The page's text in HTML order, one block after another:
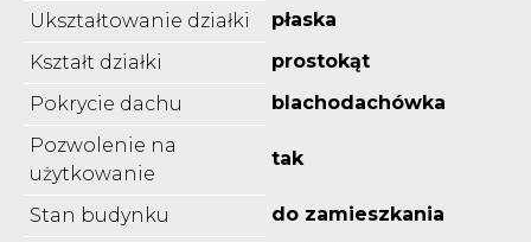
Ukształtowanie działki
płaska
Kształt działki
prostokąt
Pokrycie dachu
blachodachówka
Pozwolenie na
użytkowanie
tak
Stan budynku do zamieszkania